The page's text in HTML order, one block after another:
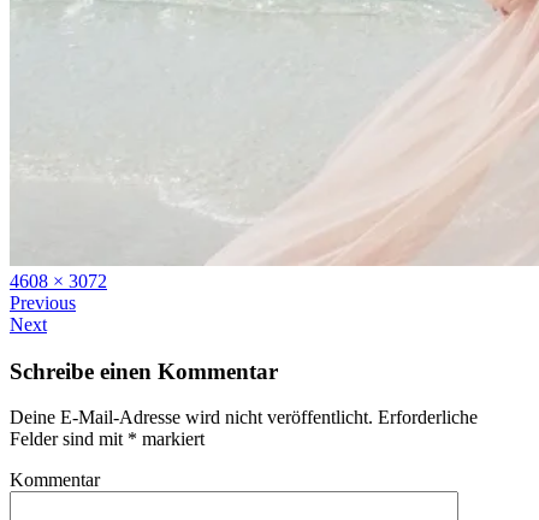
Full
size
4608 × 3072
Previous
Next
Schreibe einen Kommentar
Deine E-Mail-Adresse wird nicht veröffentlicht. Erforderliche
Felder sind mit * markiert
Kommentar